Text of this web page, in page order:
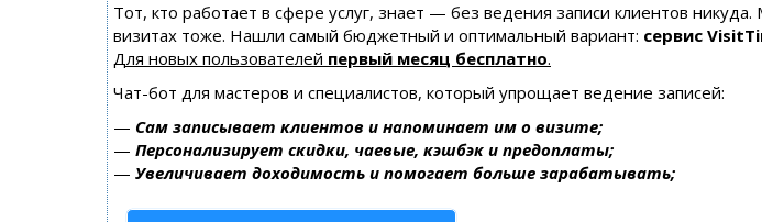
Тот, кто работает в сфере услуг, знает — без ведения записи клиентов
визитах тоже. Нашли самый бюджетный и оптимальный вариант: сервис
Для новых пользователей первый месяц бесплатно.
Чат-бот для мастеров и специалистов, который упрощает ведение записей:
— Сам записывает клиентов и напоминает им о визите;
— Персонализирует скидки, чаевые, кэшбэк и предоплаты;
— Увеличивает доходимость и помогает больше зарабатывать;